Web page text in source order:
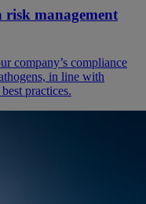
management
company’s compliance
in line with
practices.